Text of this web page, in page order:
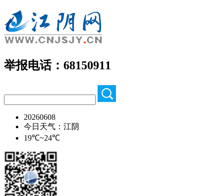
举报电话：68150911
20260608
今日天气：江阴
19℃~24℃